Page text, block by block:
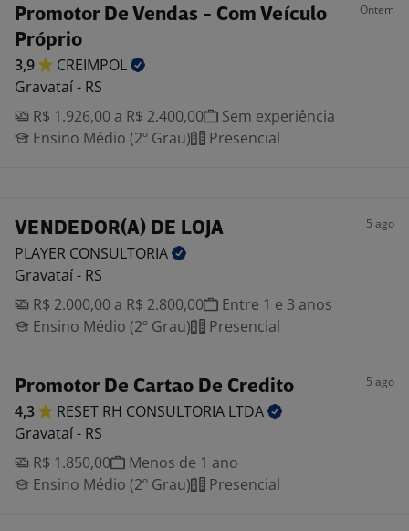
Promotor De Vendas - Com Veículo
Próprio
Ontem
3,9
CREIMPOL
Gravataí - RS
R$ 1.926,00 a R$ 2.400,00
Sem experiência
Ensino Médio (2º Grau)
Presencial
VENDEDOR(A) DE LOJA 5 ago
PLAYER CONSULTORIA
Gravataí - RS
R$ 2.000,00 a R$ 2.800,00
Entre 1 e 3 anos
Ensino Médio (2º Grau)
Presencial
Promotor De Cartao De Credito 5 ago
4,3 RESET RH CONSULTORIA LTDA
Gravataí - RS
R$ 1.850,00
Menos de 1 ano
Ensino Médio (2º Grau)
Presencial